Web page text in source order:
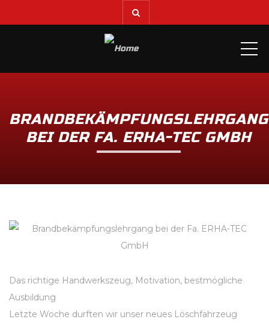
BRANDBEKÄMPFUNGSLEHRGANG
BEI DER FA. ERHA-TEC GMBH
Das richtige Handwerkszeug, Motivation, bestmögliche
Ausbildung
Letzte Woche durften wir unser neues Löschfahrzeug